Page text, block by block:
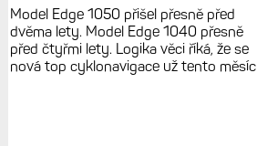
Model Edge 1050 přišel přesně před
dvěma lety. Model Edge 1040 přesně
před čtyřmi lety. Logika věci říká, že se
nová top cyklonavigace už tento měsíc